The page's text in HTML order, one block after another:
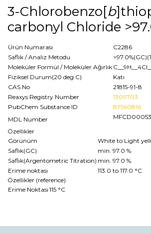
3-Chlorobenzo[b
carbonyl Chloride
Ürün Numarası
C2286
Saflık / Analiz Metodu
Moleküler Formül / Moleküler Ağırlık
Fiziksel Durum(20 deg.C)
Katı
CAS No
21815-91-8
Reaxys Registry Number
1309703
PubChem Substance ID
87560816
MDL Number
Özellikler
Görünüm
White to Light
Saflık(GC)
min. 97.0 %
Saflık(Argentometric Titration) min. 97.0 %
Erime noktası
113.0 to 117.0 °C
Özellikler (reference)
Erime Noktası 115 °C
konularda yetersiz gördüğünüz noktaları